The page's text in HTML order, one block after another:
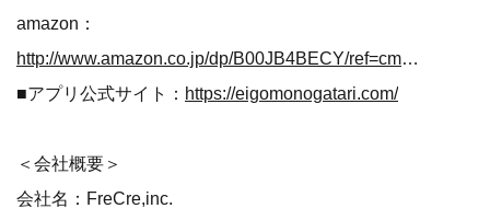
amazon：
http://www.amazon.co.jp/dp/B00JB4BECY/ref=cm_sw_r_tw_dp_x_fHJ1ybG0YYG6C
■アプリ公式サイト： https://eigomonogatari.com/
＜会社概要＞
会社名：FreCre,inc.